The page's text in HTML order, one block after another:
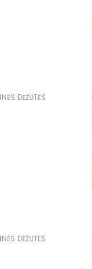
DĖŽUTĖS
DĖŽUTĖS